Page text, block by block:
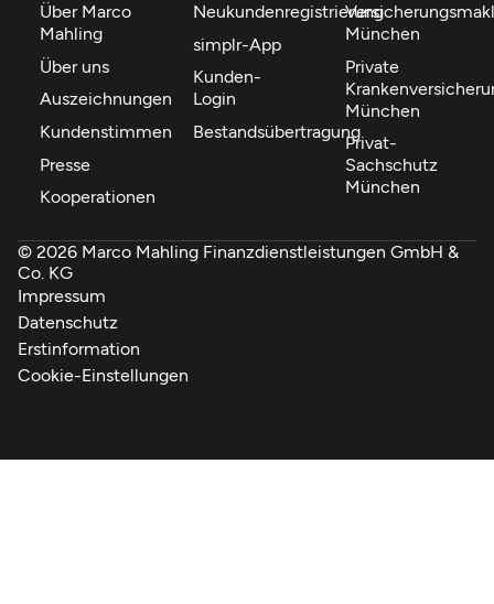
Über Marco
Mahling
Über uns
Auszeichnungen
Kundenstimmen
Presse
Kooperationen
Neukundenregistrierung
simplr-App
Kunden-
Login
Bestandsübertragung
München
Private
München
Privat-
Sachschutz
München
© 2026 Marco Mahling Finanzdienstleistungen GmbH &
Co. KG
Impressum
Datenschutz
Erstinformation
Cookie-Einstellungen